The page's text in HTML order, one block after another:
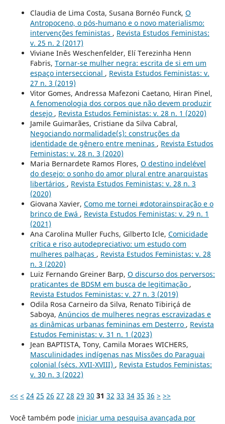
Claudia de Lima Costa, Susana Bornéo Funck, O
Antropoceno, o pós-humano e o novo materialismo:
intervenções feministas , Revista Estudos Feministas:
v. 25 n. 2 (2017)
Viviane Inês Weschenfelder, Elí Terezinha Henn
Fabris, Tornar-se mulher negra: escrita de si em um
espaço interseccional , Revista Estudos Feministas: v.
27 n. 3 (2019)
Vitor Gomes, Andressa Mafezoni Caetano, Hiran Pinel,
A fenomenologia dos corpos que não devem produzir
desejo , Revista Estudos Feministas: v. 28 n. 1 (2020)
Jamile Guimarães, Cristiane da Silva Cabral,
Negociando normalidade(s): construções da
identidade de gênero entre meninas , Revista Estudos
Feministas: v. 28 n. 3 (2020)
Maria Bernardete Ramos Flores, O destino indelével
do desejo: o sonho do amor plural entre anarquistas
libertários , Revista Estudos Feministas: v. 28 n. 3
(2020)
Giovana Xavier, Como me tornei #dotorainspiração e o
brinco de Ewá , Revista Estudos Feministas: v. 29 n. 1
(2021)
Ana Carolina Muller Fuchs, Gilberto Icle, Comicidade
crítica e riso autodepreciativo: um estudo com
mulheres palhaças , Revista Estudos Feministas: v. 28
n. 3 (2020)
Luiz Fernando Greiner Barp, O discurso dos perversos:
praticantes de BDSM em busca de legitimação ,
Revista Estudos Feministas: v. 27 n. 3 (2019)
Odila Rosa Carneiro da Silva, Renato Tibiriçá de
Saboya, Anúncios de mulheres negras escravizadas e
as dinâmicas urbanas femininas em Desterro , Revista
Estudos Feministas: v. 31 n. 1 (2023)
Jean BAPTISTA, Tony, Camila Moraes WICHERS,
Masculinidades indígenas nas Missões do Paraguai
colonial (sécs. XVII-XVIII) , Revista Estudos Feministas:
v. 30 n. 3 (2022)
<< < 24 25 26 27 28 29 30 31 32 33 34 35 36 > >>
Você também pode iniciar uma pesquisa avançada por